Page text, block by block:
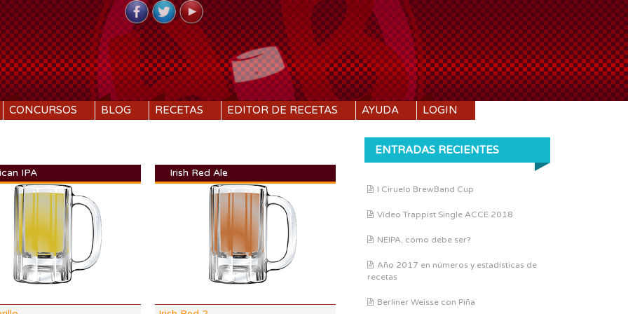
CONCURSOS BLOG RECETAS EDITOR DE RECETAS AYUDA LOGIN
SRM
IPA
6.17 SRM
Irish Red Ale
1.018
14.2
7.92%
COLOR: 12.07 SRM
ENTRADAS RECIENTES
I Ciruelo BrewBand Cup
Vídeo Trappist Single ACCE 2018
NEIPA, cómo debe ser?
Año 2017 en números y estadísticas de
recetas
Berliner Weisse con Piña